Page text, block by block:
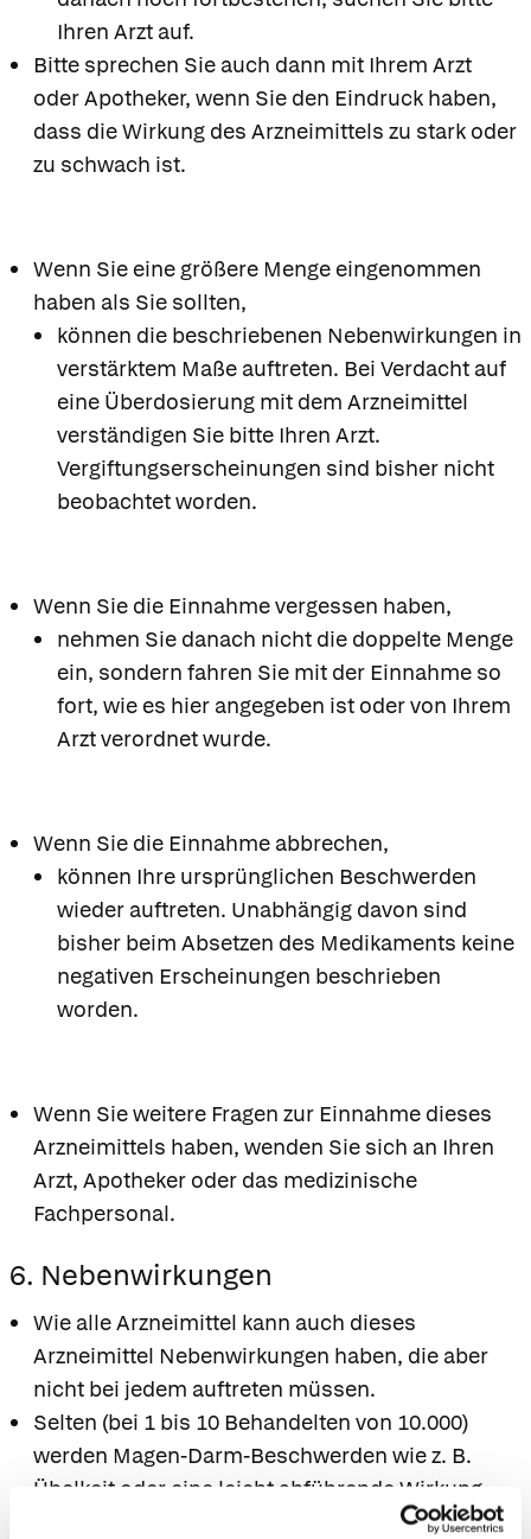
Ihren Arzt auf.
Bitte sprechen Sie auch dann mit Ihrem Arzt
oder Apotheker, wenn Sie den Eindruck haben,
dass die Wirkung des Arzneimittels zu stark oder
zu schwach ist.
Wenn Sie eine größere Menge eingenommen
haben als Sie sollten,
können die beschriebenen Nebenwirkungen in
verstärktem Maße auftreten. Bei Verdacht auf
eine Überdosierung mit dem Arzneimittel
verständigen Sie bitte Ihren Arzt.
Vergiftungserscheinungen sind bisher nicht
beobachtet worden.
Wenn Sie die Einnahme vergessen haben,
nehmen Sie danach nicht die doppelte Menge
ein, sondern fahren Sie mit der Einnahme so
fort, wie es hier angegeben ist oder von Ihrem
Arzt verordnet wurde.
Wenn Sie die Einnahme abbrechen,
können Ihre ursprünglichen Beschwerden
wieder auftreten. Unabhängig davon sind
bisher beim Absetzen des Medikaments keine
negativen Erscheinungen beschrieben
worden.
Wenn Sie weitere Fragen zur Einnahme dieses
Arzneimittels haben, wenden Sie sich an Ihren
Arzt, Apotheker oder das medizinische
Fachpersonal.
6. Nebenwirkungen
Wie alle Arzneimittel kann auch dieses
Arzneimittel Nebenwirkungen haben, die aber
nicht bei jedem auftreten müssen.
Selten (bei 1 bis 10 Behandelten von 10.000)
werden Magen-Darm-Beschwerden wie z. B.
Übelkeit oder eine leicht abführende Wirkung